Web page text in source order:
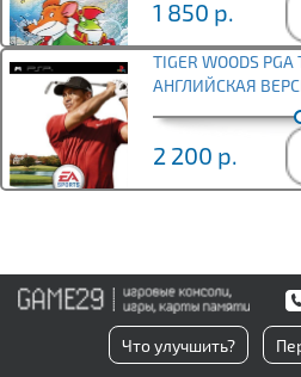
1 850 р.
TIGER WOODS
АНГЛИЙСКАЯ
2 200 р.
Что улучшить?